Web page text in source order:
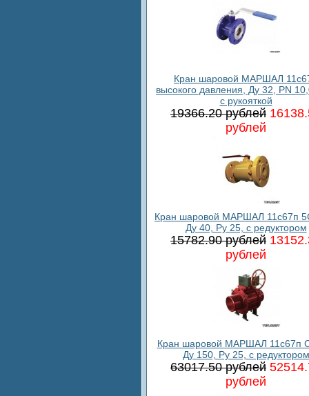
Кран шаровой МАРШАЛ
высокого давления, Ду 32, PN
с рукояткой
19366.20 рублей
рублей
Кран шаровой МАРШАЛ 11с67п
Ду 40, Ру 25, с редуктором
15782.90 рублей
рублей
Кран шаровой МАРШАЛ 11с67п
Ду 150, Ру 25, с редуктором
63017.50 рублей
рублей